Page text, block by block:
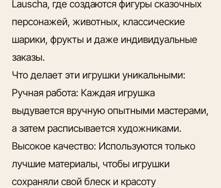
Lauscha, где создаются фигуры сказочных
персонажей, животных, классические
шарики, фрукты и даже индивидуальные
заказы.
Что делает эти игрушки уникальными:
Ручная работа: Каждая игрушка
выдувается вручную опытными мастерами,
а затем расписывается художниками.
Высокое качество: Используются только
лучшие материалы, чтобы игрушки
сохраняли свой блеск и красоту